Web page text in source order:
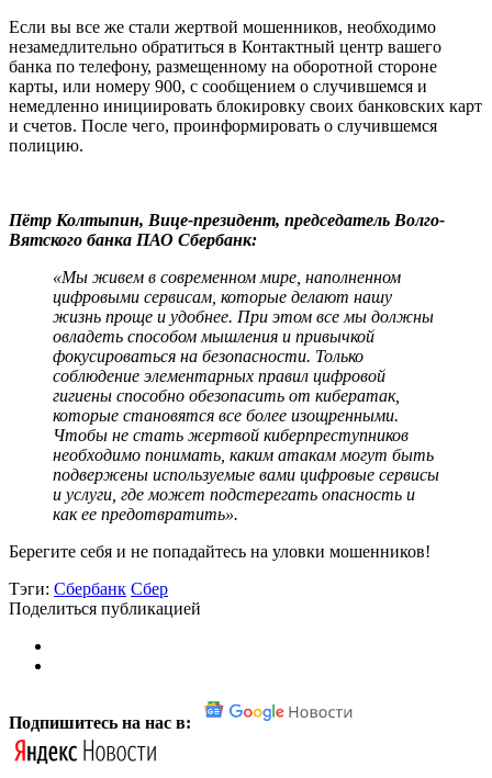
Если вы все же стали жертвой мошенников, необходимо
незамедлительно обратиться в Контактный центр вашего
банка по телефону, размещенному на оборотной стороне
карты, или номеру 900, с сообщением о случившемся и
немедленно инициировать блокировку своих банковских карт
и счетов. После чего, проинформировать о случившемся
полицию.
Пётр Колтыпин, Вице-президент, председатель Волго-
Вятского банка ПАО Сбербанк:
«Мы живем в современном мире, наполненном
цифровыми сервисам, которые делают нашу
жизнь проще и удобнее. При этом все мы должны
овладеть способом мышления и привычкой
фокусироваться на безопасности. Только
соблюдение элементарных правил цифровой
гигиены способно обезопасить от кибератак,
которые становятся все более изощренными.
Чтобы не стать жертвой киберпреступников
необходимо понимать, каким атакам могут быть
подвержены используемые вами цифровые сервисы
и услуги, где может подстерегать опасность и
как ее предотвратить».
Берегите себя и не попадайтесь на уловки мошенников!
Тэги: Сбербанк Сбер
Поделиться публикацией
Подпишитесь на нас в: